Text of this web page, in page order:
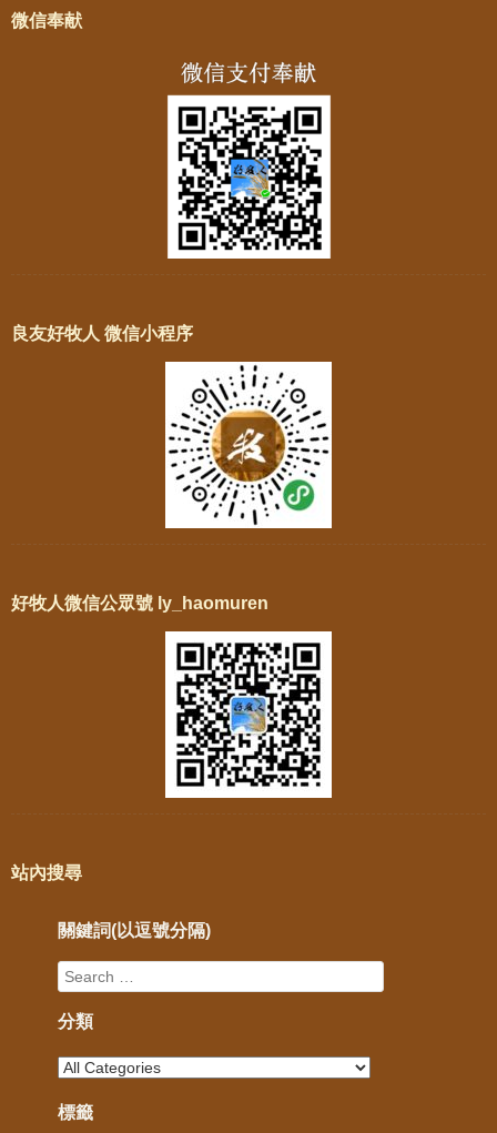
微信奉献
良友好牧人 微信小程序
好牧人微信公眾號 ly_haomuren
站內搜尋
關鍵詞(以逗號分隔)
分類
標籤